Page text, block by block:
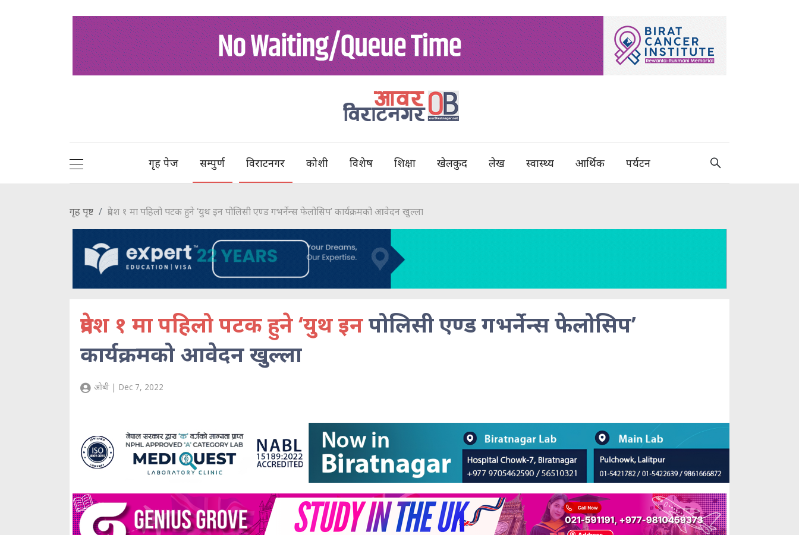
गृह पेज सम्पुर्ण विराटनगर कोशी विशेष शिक्षा खेलकुद लेख स्वास्थ्य आर्थिक पर्यटन
गृह पृष्ट प्रदेश १ मा पहिलो पटक हुने ‘युथ इन पोलिसी एण्ड गभर्नेन्स फेलोसिप’ कार्यक्रमको आवेदन खुल्ला
प्रदेश १ मा पहिलो पटक हुने ‘युथ इनपोलिसी एण्ड गभर्नेन्स फेलोसिप’
कार्यक्रमको आवेदन खुल्ला
ओबी | Dec 7, 2022